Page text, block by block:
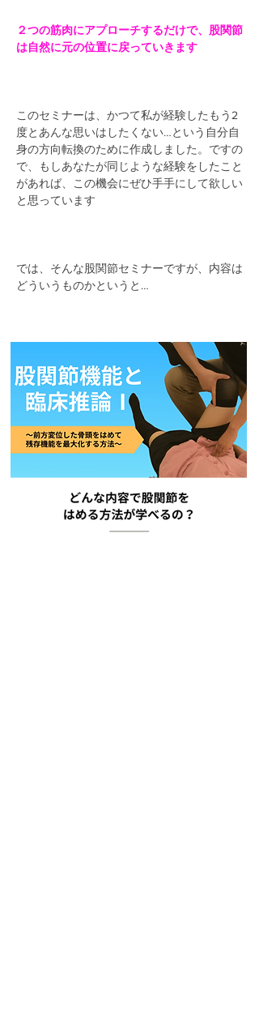
２つの筋肉にアプローチするだけで、股関節
は自然に元の位置に戻っていきます
このセミナーは、かつて私が経験したもう2
度とあんな思いはしたくない…という自分自
身の方向転換のために作成しました。ですの
で、もしあなたが同じような経験をしたこと
があれば、この機会にぜひ手手にして欲しい
と思っています
では、そんな股関節セミナーですが、内容は
どういうものかというと…